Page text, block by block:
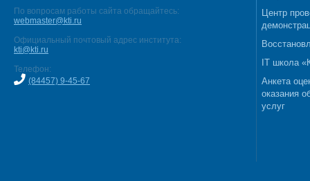
По вопросам работы сайта обращайтесь:
webmaster@kti.ru
Официальный почтовый адрес института:
kti@kti.ru
Телефон:
(84457) 9-45-67
Центр
IT школа
Анкета
оказания
услуг